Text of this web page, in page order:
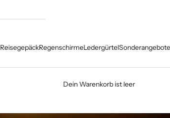
ReisegepäckRegenschirmeLedergürtelSonderangebote
Dein Warenkorb ist leer